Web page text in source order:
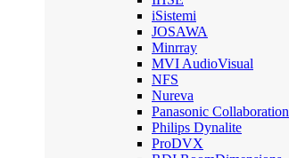
iSistemi
JOSAWA
Minrray
MVI AudioVisual
NFS
Nureva
Panasonic Collaboration
Philips Dynalite
ProDVX